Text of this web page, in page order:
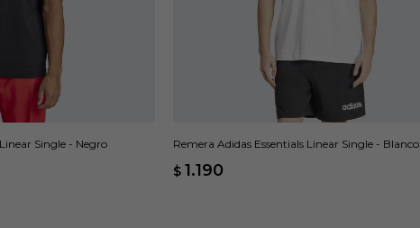
Single - Negro Remera Adidas Essentials Linear Single - Blanco
$ 1.190